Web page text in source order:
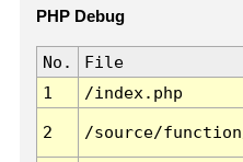
PHP Debug
No. File
1
/index.php
2 /source/